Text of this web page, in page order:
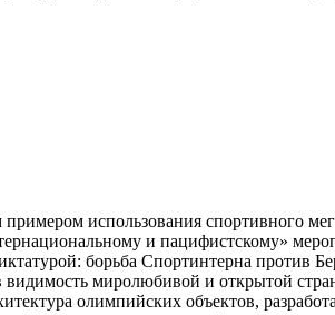
использования спортивного
и пацифистскому»
борьба Спортинтерна против
миролюбивой и открытой
олимпийских объектов,